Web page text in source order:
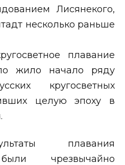
Лисянекого,
несколько раньше
плавание
жило начало ряду
кругосветных
целую эпоху в
плавания
чрезвычайно